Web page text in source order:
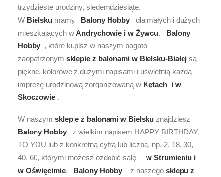
trzydzieste urodziny, siedemdziesiąte.
W Bielsku mamy Balony Hobby
dla małych i dużych
mieszkających w Andrychowie i w Żywcu.
Balony
Hobby , które kupisz w naszym bogato
zaopatrzonym sklepie z balonami w Bielsku-Białej są
piękne, kolorowe z dużymi napisami i uświetnią każdą
imprezę urodzinową zorganizowaną w Kętach i w
Skoczowie .
W naszym sklepie z balonami w Bielsku znajdziesz
Balony Hobby z wielkim napisem HAPPY BIRTHDAY
TO YOU lub z konkretną cyfrą lub liczbą, np. 2, 18, 30,
40, 60, którymi możesz ozdobić salę w Strumieniu i
w Oświęcimie. Balony Hobby z naszego sklepu z